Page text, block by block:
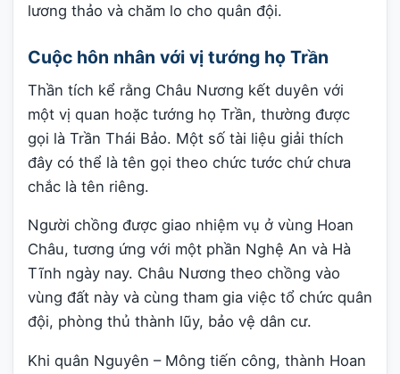
lương thảo và chăm lo cho quân đội.
Cuộc hôn nhân với vị tướng họ Trần
Thần tích kể rằng Châu Nương kết duyên với
một vị quan hoặc tướng họ Trần, thường được
gọi là Trần Thái Bảo. Một số tài liệu giải thích
đây có thể là tên gọi theo chức tước chứ chưa
chắc là tên riêng.
Người chồng được giao nhiệm vụ ở vùng Hoan
Châu, tương ứng với một phần Nghệ An và Hà
Tĩnh ngày nay. Châu Nương theo chồng vào
vùng đất này và cùng tham gia việc tổ chức quân
đội, phòng thủ thành lũy, bảo vệ dân cư.
Khi quân Nguyên – Mông tiến công, thành Hoan